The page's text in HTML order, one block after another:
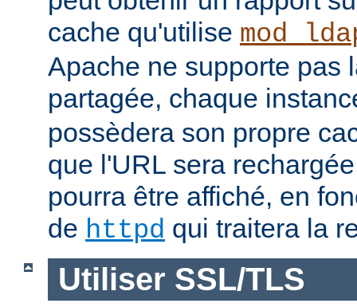
cache qu'utilise
Apache ne supporte pas
partagée, chaque
possèdera son propre
que l'URL sera
pourra être affiché, en
de httpd qui traitera la
Utiliser SSL/TLS